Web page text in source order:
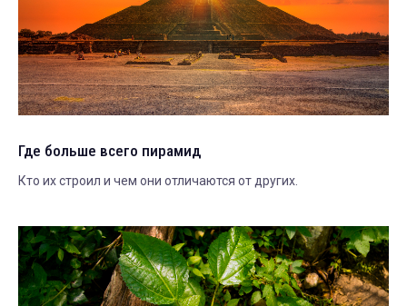
Где больше всего пирамид
Кто их строил и чем они отличаются от других.